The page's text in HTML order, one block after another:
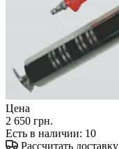
Цена
2 650 грн.
Есть в наличии: 10
Рассчитать доставку